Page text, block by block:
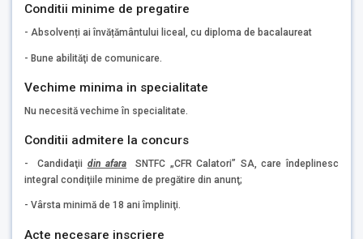
Conditii minime de pregatire
- Absolvenți ai învățământului liceal, cu diploma de bacalaureat
- Bune abilităţi de comunicare.
Vechime minima in specialitate
Nu necesită vechime în specialitate.
Conditii admitere la concurs
- Candidaţii din afara
SNTFC „CFR Calatori” SA, care îndeplinesc
integral condiţiile minime de pregătire din anunţ;
- Vârsta minimă de 18 ani împliniţi.
Acte necesare inscriere